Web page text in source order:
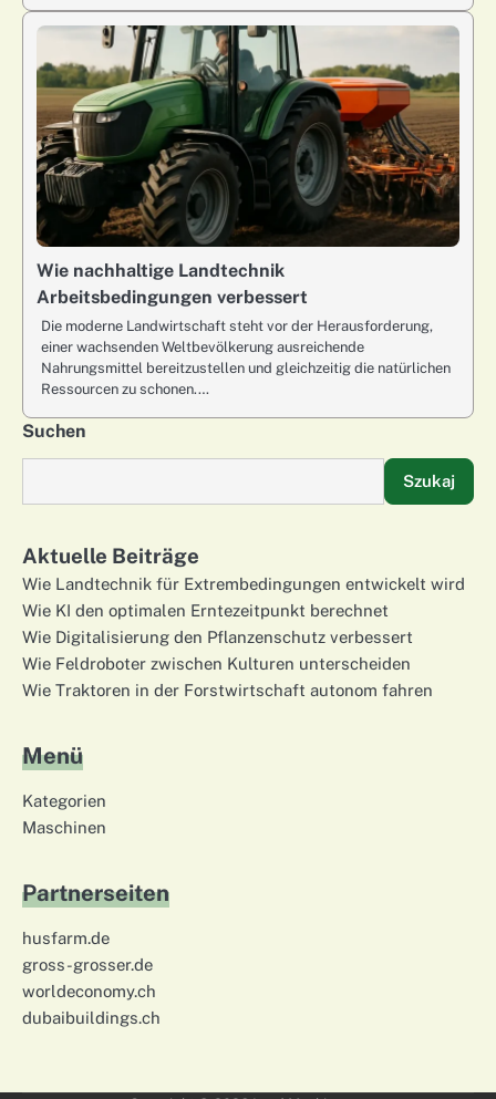
Wie nachhaltige Landtechnik
Arbeitsbedingungen verbessert
Die moderne Landwirtschaft steht vor der Herausforderung,
einer wachsenden Weltbevölkerung ausreichende
Nahrungsmittel bereitzustellen und gleichzeitig die natürlichen
Ressourcen zu schonen.…
Suchen
Szukaj
Aktuelle Beiträge
Wie Landtechnik für Extrembedingungen entwickelt wird
Wie KI den optimalen Erntezeitpunkt berechnet
Wie Digitalisierung den Pflanzenschutz verbessert
Wie Feldroboter zwischen Kulturen unterscheiden
Wie Traktoren in der Forstwirtschaft autonom fahren
Menü
Kategorien
Maschinen
Partnerseiten
husfarm.de
gross-grosser.de
worldeconomy.ch
dubaibuildings.ch